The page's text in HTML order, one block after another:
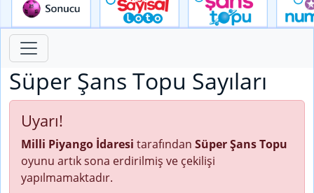
Süper Şans Topu Sayıları
Uyarı!
Milli Piyango İdaresi tarafından Süper Şans Topu
oyunu artık sona erdirilmiş ve çekilişi
yapılmamaktadır.